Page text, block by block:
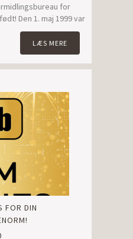
for
Den 1. maj 1999 var
LÆS MERE
FOR DIN